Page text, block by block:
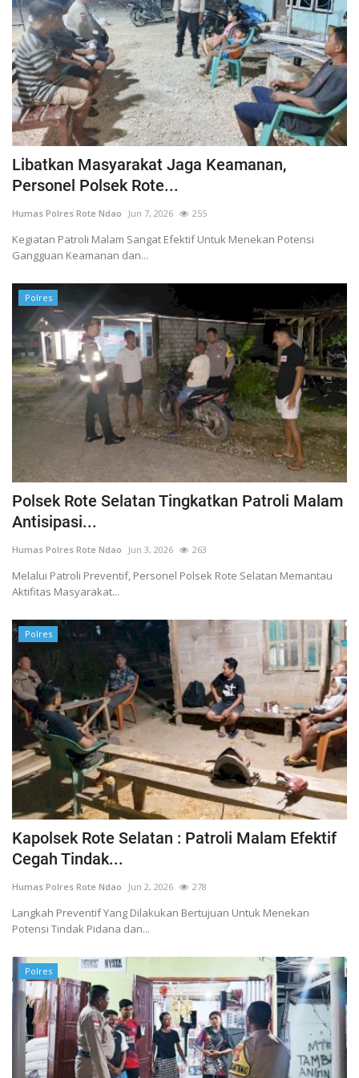
Libatkan Masyarakat Jaga Keamanan,
Personel Polsek Rote...
Humas Polres Rote Ndao Jun 7, 2026 255
Kegiatan Patroli Malam Sangat Efektif Untuk Menekan Potensi
Gangguan Keamanan dan...
Polres
Polsek Rote Selatan Tingkatkan Patroli Malam
Antisipasi...
Humas Polres Rote Ndao Jun 3, 2026 263
Melalui Patroli Preventif, Personel Polsek Rote Selatan Memantau
Aktifitas Masyarakat...
Polres
Kapolsek Rote Selatan : Patroli Malam Efektif
Cegah Tindak...
Humas Polres Rote Ndao Jun 2, 2026 278
Langkah Preventif Yang Dilakukan Bertujuan Untuk Menekan
Potensi Tindak Pidana dan...
Polres